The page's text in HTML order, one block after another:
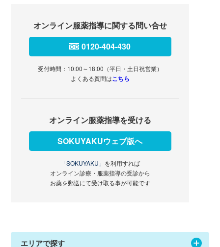
オンライン服薬指導に関する問い合せ
0120-404-430
受付時間：10:00～18:00（平日・土日祝営業）
よくある質問はこちら
オンライン服薬指導を受ける
SOKUYAKUウェブ版へ
「SOKUYAKU」 を利用すれば
オンライン診療・服薬指導の受診から
お薬を郵送にて受け取る事が可能です
エリアで探す